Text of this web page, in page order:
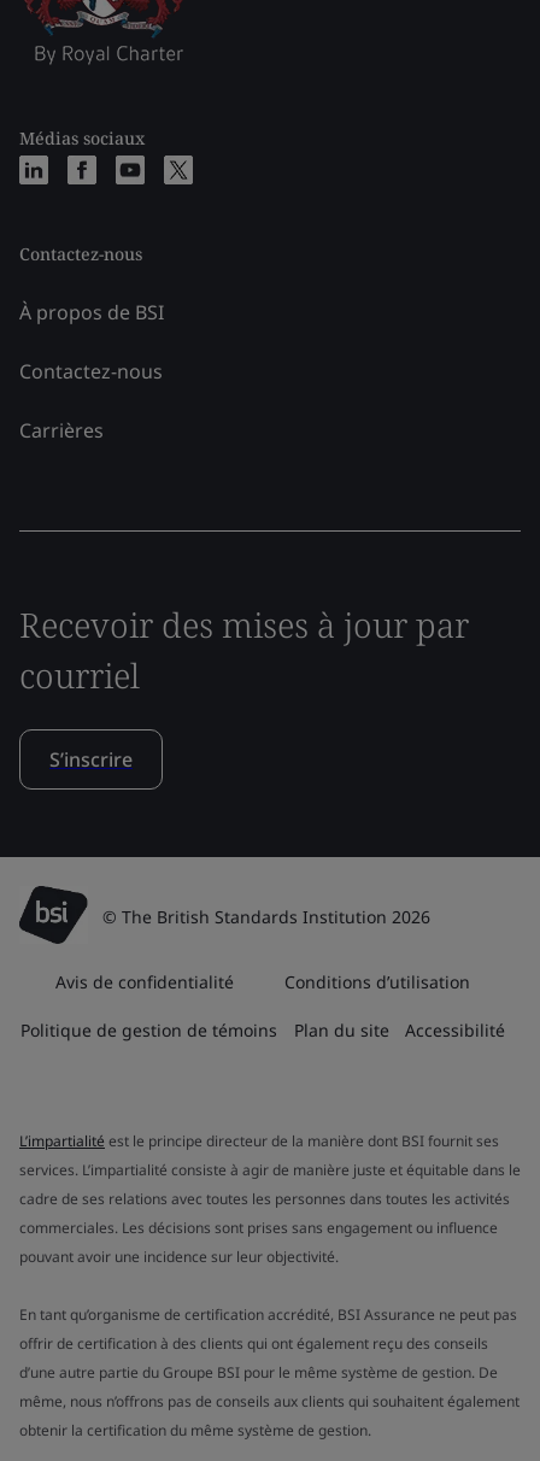
Médias sociaux
Contactez-nous
À propos de BSI
Contactez-nous
Carrières
Recevoir des mises à jour par
courriel
S’inscrire
© The British Standards Institution 2026
Avis de confidentialité Conditions d’utilisation
Politique de gestion de témoins Plan du site Accessibilité
L’impartialité est le principe directeur de la manière dont BSI fournit ses
services. L’impartialité consiste à agir de manière juste et équitable dans le
cadre de ses relations avec toutes les personnes dans toutes les activités
commerciales. Les décisions sont prises sans engagement ou influence
pouvant avoir une incidence sur leur objectivité.
En tant qu’organisme de certification accrédité, BSI Assurance ne peut pas
offrir de certification à des clients qui ont également reçu des conseils
d’une autre partie du Groupe BSI pour le même système de gestion. De
même, nous n’offrons pas de conseils aux clients qui souhaitent également
obtenir la certification du même système de gestion.